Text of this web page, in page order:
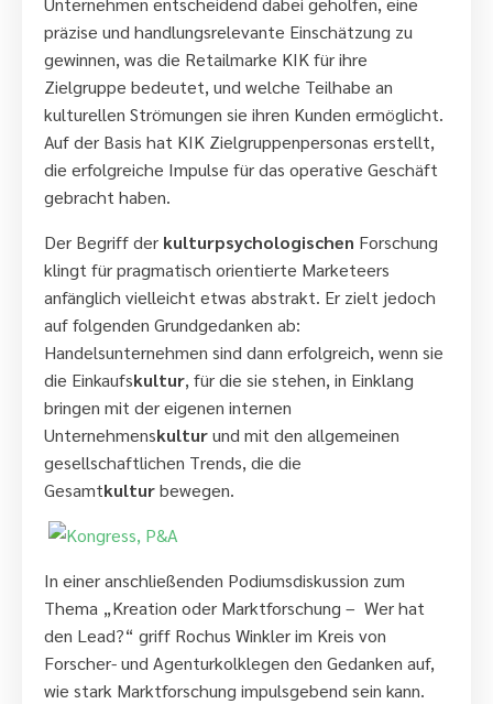
präzise und handlungsrelevante Einschätzung zu
gewinnen, was die Retailmarke KIK für ihre
Zielgruppe bedeutet, und welche Teilhabe an
kulturellen Strömungen sie ihren Kunden ermöglicht.
Auf der Basis hat KIK Zielgruppenpersonas erstellt,
die erfolgreiche Impulse für das operative Geschäft
gebracht haben.
Der Begriff der kulturpsychologischen Forschung
klingt für pragmatisch orientierte Marketeers
anfänglich vielleicht etwas abstrakt. Er zielt jedoch
auf folgenden Grundgedanken ab:
Handelsunternehmen sind dann erfolgreich, wenn sie
die Einkaufskultur, für die sie stehen, in Einklang
bringen mit der eigenen internen
Unternehmenskulturund mit den allgemeinen
gesellschaftlichen Trends, die die
Gesamtkulturbewegen.
In einer anschließenden Podiumsdiskussion zum
Thema „Kreation oder Marktforschung – Wer hat
den Lead?“ griff Rochus Winkler im Kreis von
Forscher- und Agenturkolklegen den Gedanken auf,
wie stark Marktforschung impulsgebend sein kann.